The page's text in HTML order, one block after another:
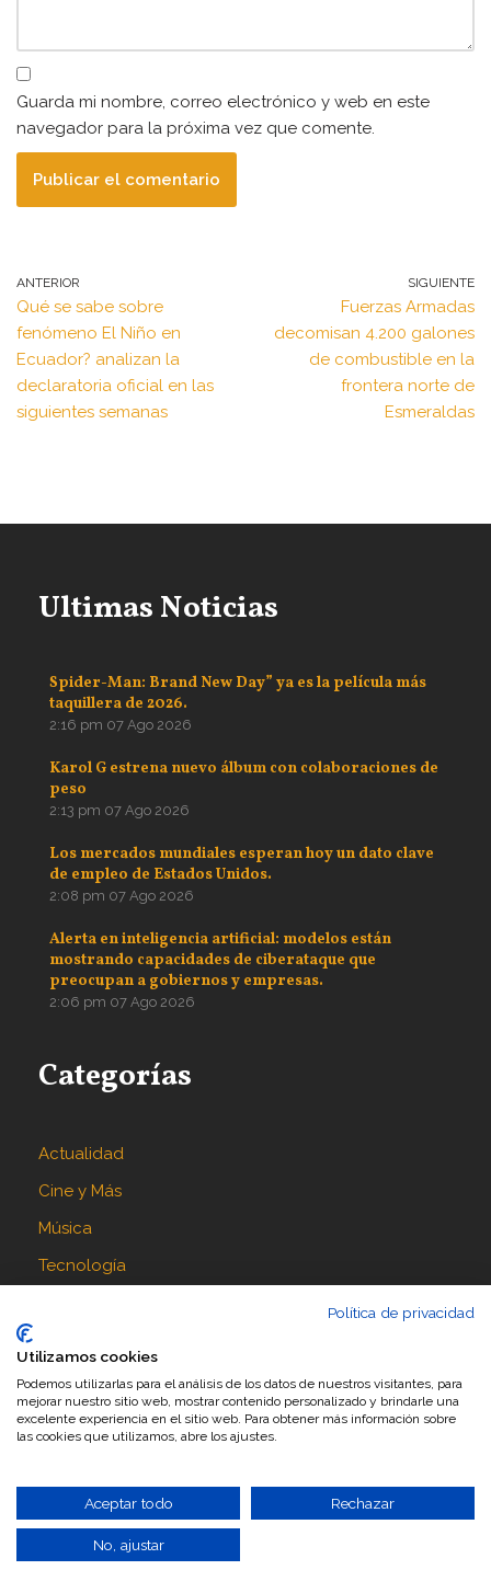
Guarda mi nombre, correo electrónico y web en este
navegador para la próxima vez que comente.
ANTERIOR
Qué se sabe sobre
fenómeno El Niño en
Ecuador? analizan la
declaratoria oficial en las
siguientes semanas
SIGUIENTE
Fuerzas Armadas
decomisan 4.200 galones
de combustible en la
frontera norte de
Esmeraldas
Ultimas Noticias
Spider-Man: Brand New Day” ya es la película más
taquillera de 2026.
2:16 pm 07 Ago 2026
Karol G estrena nuevo álbum con colaboraciones de
peso
2:13 pm 07 Ago 2026
Los mercados mundiales esperan hoy un dato clave
de empleo de Estados Unidos.
2:08 pm 07 Ago 2026
Alerta en inteligencia artificial: modelos están
mostrando capacidades de ciberataque que
preocupan a gobiernos y empresas.
2:06 pm 07 Ago 2026
Categorías
Actualidad
Cine y Más
Música
Tecnología
Síguenos en
Diseñado por
Política de privacidad
Utilizamos cookies
Podemos utilizarlas para el análisis de los datos de nuestros visitantes, para
mejorar nuestro sitio web, mostrar contenido personalizado y brindarle una
excelente experiencia en el sitio web. Para obtener más información sobre
las cookies que utilizamos, abre los ajustes.
Aceptar todo Rechazar
No, ajustar